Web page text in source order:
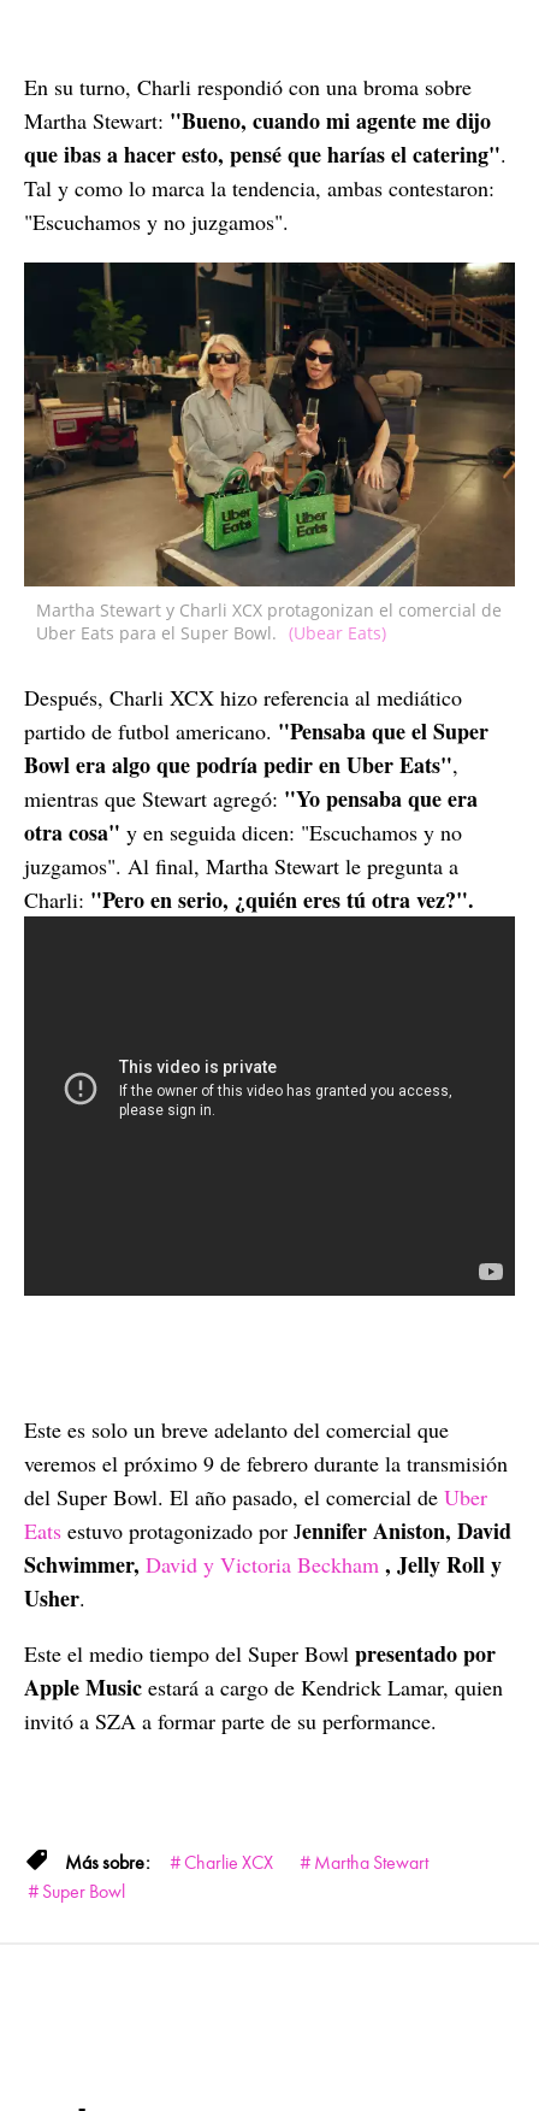
En su turno, Charli respondió con una broma sobre
Martha Stewart: "Bueno, cuando mi agente me dijo
que ibas a hacer esto, pensé que harías el catering".
Tal y como lo marca la tendencia, ambas contestaron:
"Escuchamos y no juzgamos".
Martha Stewart y Charli XCX protagonizan el comercial de
Uber Eats para el Super Bowl. (Ubear Eats)
Después, Charli XCX hizo referencia al mediático
partido de futbol americano. "Pensaba que el Super
Bowl era algo que podría pedir en Uber Eats",
mientras que Stewart agregó: "Yo pensaba que era
otra cosa" y en seguida dicen: "Escuchamos y no
juzgamos". Al final, Martha Stewart le pregunta a
Charli: "Pero en serio, ¿quién eres tú otra vez?".
Este es solo un breve adelanto del comercial que
veremos el próximo 9 de febrero durante la transmisión
del Super Bowl. El año pasado, el comercial de Uber
Eats estuvo protagonizado por Jennifer Aniston, David
Schwimmer, David y Victoria Beckham , Jelly Roll y
Usher.
Este el medio tiempo del Super Bowl presentado por
Apple Music estará a cargo de Kendrick Lamar, quien
invitó a SZA a formar parte de su performance.
Charlie XCX
Martha Stewart
Super Bowl